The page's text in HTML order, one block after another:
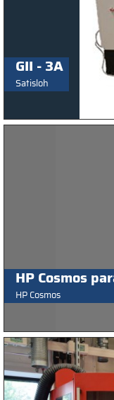
GII - 3A
Satisloh
HP Cosmos
HP Cosmos